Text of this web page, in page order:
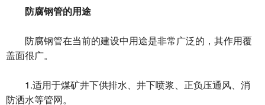
防腐钢管的用途
防腐钢管在当前的建设中用途是非常广泛的，其作用覆
盖面很广。
1.适用于煤矿井下供排水、井下喷浆、正负压通风、消
防洒水等管网。